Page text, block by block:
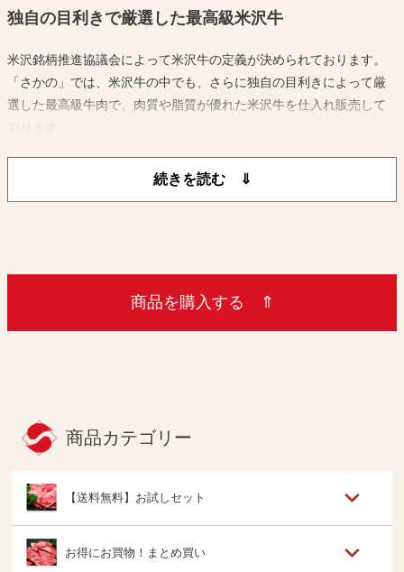
独自の目利きで厳選した最高級米沢牛
米沢銘柄推進協議会によって米沢牛の定義が決められております。
「さかの」では、米沢牛の中でも、さらに独自の目利きによって厳
選した最高級牛肉で、肉質や脂質が優れた米沢牛を仕入れ販売して
商品を購入する ⇑
商品カテゴリー
【送料無料】お試しセット
お得にお買物！まとめ買い